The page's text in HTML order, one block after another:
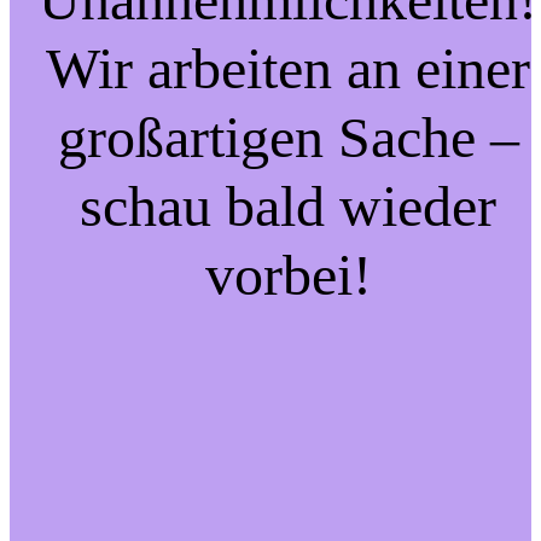
Wir arbeiten an einer
großartigen Sache –
schau bald wieder
vorbei!